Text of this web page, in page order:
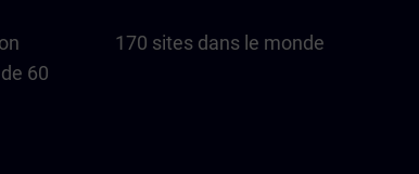
60
170 sites dans le monde